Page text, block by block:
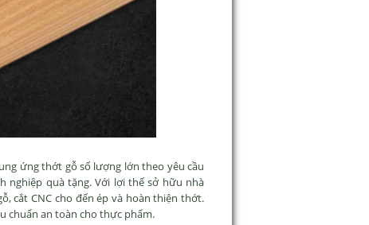
ứng thớt gỗ số lượng lớn theo yêu cầu
nghiệp quà tặng. Với lợi thế sở hữu nhà
cắt CNC cho đến ép và hoàn thiện thớt.
chuẩn an toàn cho thực phẩm.